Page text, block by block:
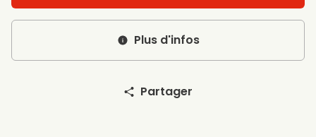
Plus d'infos
Partager